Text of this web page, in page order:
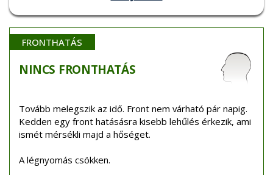
FRONTHATÁS
NINCS FRONTHATÁS
Tovább melegszik az idő. Front nem várható pár napig.
Kedden egy front hatásásra kisebb lehűlés érkezik, ami
ismét mérsékli majd a hőséget.
A légnyomás csökken.